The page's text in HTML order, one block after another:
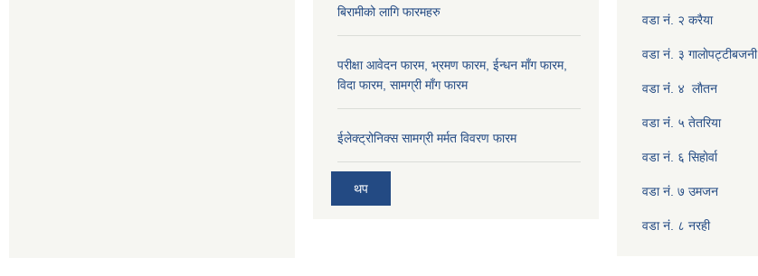
बिरामीको लागि फारमहरु
परीक्षा आवेदन फारम, भ्रमण फारम, ईन्धन माँग फारम,
विदा फारम, सामग्री माँग फारम
ईलेक्ट्रोनिक्स सामग्री मर्मत विवरण फारम
थप
वडा नं. २ करैया
वडा नं. ३ गालाेपट्टीबजनी
वडा नंं. ४ लाैतन
वडा नंं. ५ तेतरिया
वडा नं. ६ सिहाेर्वा
वडा नं. ७ उमजन
वडा नं. ८ नरही